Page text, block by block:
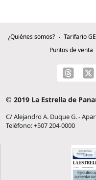
¿Quiénes somos? Tarifario
Puntos de venta
© 2019 La Estrella de
C/ Alejandro A. Duque G. -
Teléfono: +507 204-0000